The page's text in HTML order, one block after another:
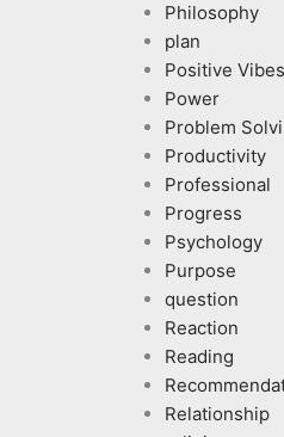
Philosophy
plan
Positive Vibes
Power
Problem
Productivity
Professional
Progress
Psychology
Purpose
question
Reaction
Reading
Relationship